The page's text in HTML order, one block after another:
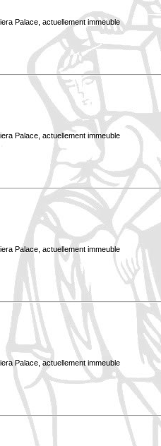
Palace, actuellement immeuble
Palace, actuellement immeuble
Palace, actuellement immeuble
Palace, actuellement immeuble